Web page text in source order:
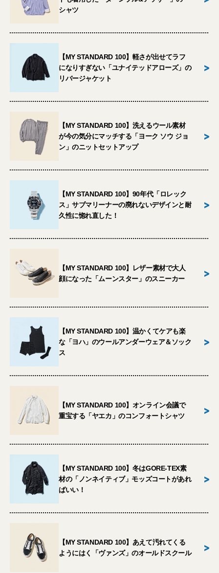
シャツ
【MY STANDARD 100】軽さが出せてラフ
になりすぎない「ユナイテッドアローズ」の
リバージャケット
>
【MY STANDARD 100】洗えるウール素材
が今の気分にマッチする「ヨーク ソウ ジョ
ン」のニットセットアップ
>
【MY STANDARD 100】90年代「ロレック
ス」サブマリーナーの廃れないデザインと耐
久性に惚れ直した！
>
【MY STANDARD 100】レザー素材で大人
顔になった「ムーンスター」のスニーカー
>
【MY STANDARD 100】温かくてケアも楽
な「ヨハ」のウールアンダーウェア＆ソック
ス
>
【MY STANDARD 100】オンライン会議で
重宝する「ヤエカ」のコンフォートシャツ
>
【MY STANDARD 100】冬はGORE-TEX素
材の「ノンネイティブ」モッズコートがあれ
ばいい！
>
【MY STANDARD 100】あえて汚れてくる
ようにはく「ヴァンズ」のオールドスクール
>